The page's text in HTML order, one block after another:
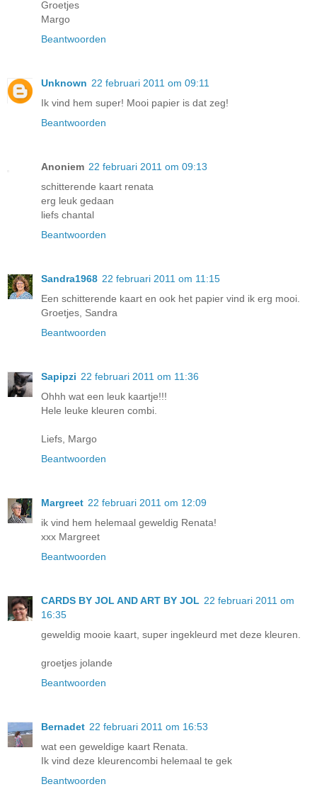
Groetjes
Margo
Beantwoorden
Unknown 22 februari 2011 om 09:11
Ik vind hem super! Mooi papier is dat zeg!
Beantwoorden
Anoniem 22 februari 2011 om 09:13
schitterende kaart renata
erg leuk gedaan
liefs chantal
Beantwoorden
Sandra1968 22 februari 2011 om 11:15
Een schitterende kaart en ook het papier vind ik erg mooi.
Groetjes, Sandra
Beantwoorden
Sapipzi 22 februari 2011 om 11:36
Ohhh wat een leuk kaartje!!!
Hele leuke kleuren combi.
Liefs, Margo
Beantwoorden
Margreet 22 februari 2011 om 12:09
ik vind hem helemaal geweldig Renata!
xxx Margreet
Beantwoorden
CARDS BY JOL AND ART BY JOL 22 februari 2011 om
16:35
geweldig mooie kaart, super ingekleurd met deze kleuren.
groetjes jolande
Beantwoorden
Bernadet 22 februari 2011 om 16:53
wat een geweldige kaart Renata.
Ik vind deze kleurencombi helemaal te gek
Beantwoorden